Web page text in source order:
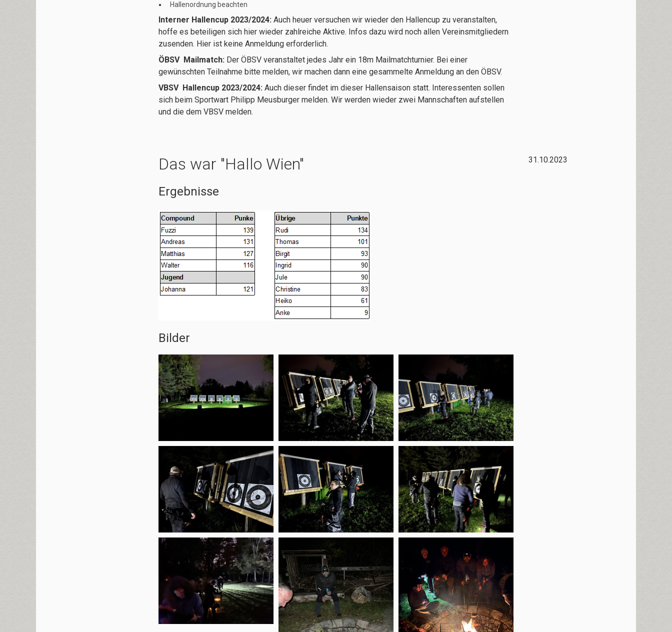
Hallenordnung beachten
Interner Hallencup 2023/2024: Auch heuer versuchen wir wieder den Hallencup zu veranstalten,
hoffe es beteiligen sich hier wieder zahlreiche Aktive. Infos dazu wird noch allen Vereinsmitgliedern
zusenden. Hier ist keine Anmeldung erforderlich.
ÖBSV Mailmatch: Der ÖBSV veranstaltet jedes Jahr ein 18m Mailmatchturnier. Bei einer
gewünschten Teilnahme bitte melden, wir machen dann eine gesammelte Anmeldung an den ÖBSV.
VBSV Hallencup 2023/2024: Auch dieser findet im dieser Hallensaison statt. Interessenten sollen
sich beim Sportwart Philipp Meusburger melden. Wir werden wieder zwei Mannschaften aufstellen
und die dem VBSV melden.
Das war "Hallo Wien"
Ergebnisse
Bilder
31.10.2023